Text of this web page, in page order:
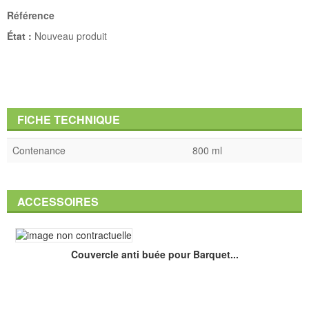
Référence
État : Nouveau produit
FICHE TECHNIQUE
Contenance 800 ml
ACCESSOIRES
Couvercle anti buée pour Barquet...